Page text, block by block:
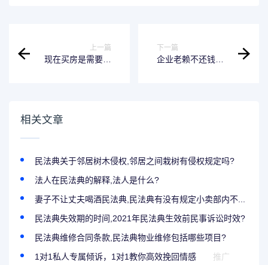
上一篇
现在买房是需要结
下一篇
企业老赖不还钱怎
相关文章
民法典关于邻居树木侵权,邻居之间栽树有侵权规定吗?
法人在民法典的解释,法人是什么?
妻子不让丈夫喝酒民法典,民法典有没有规定小卖部内不...
民法典失效期的时间,2021年民法典生效前民事诉讼时效?
民法典维修合同条款,民法典物业维修包括哪些项目?
1对1私人专属倾诉，1对1教你高效挽回情感
推广